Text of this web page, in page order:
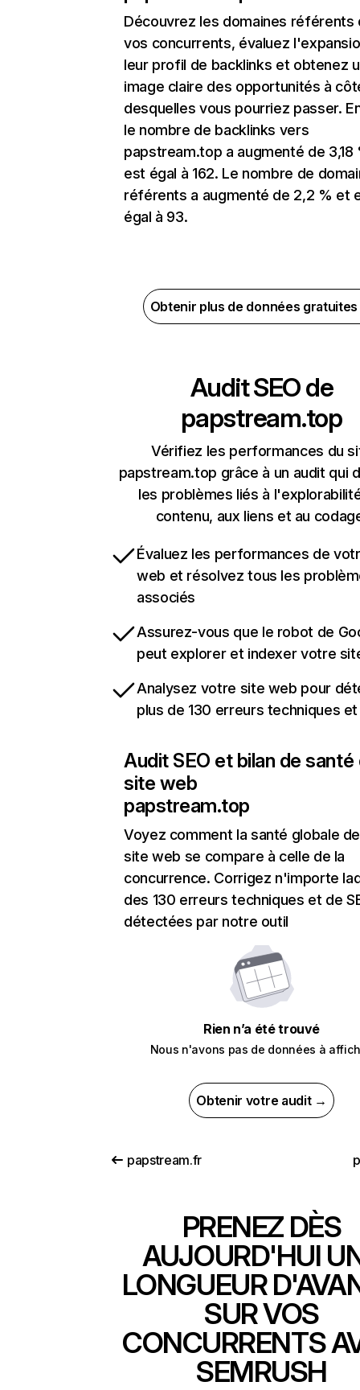
Découvrez les domaines référents
vos concurrents, évaluez
leur profil de backlinks et obtenez
image claire des opportunités à
desquelles vous pourriez passer.
le nombre de backlinks vers
papstream.top a augmenté de 3,18
est égal à 162. Le nombre de
référents a augmenté de 2,2 % et
égal à 93.
Obtenir plus de données
Audit SEO de
papstream.top
Vérifiez les performances du
papstream.top grâce à un audit qui
les problèmes liés à
contenu, aux liens et au
Évaluez les performances de
web et résolvez tous les
associés
Assurez-vous que le robot de
peut explorer et indexer votre
Analysez votre site web pour
plus de 130 erreurs techniques et
Audit SEO et bilan de santé
site web
papstream.top
Voyez comment la santé globale
site web se compare à celle de la
concurrence. Corrigez n'importe
des 130 erreurs techniques et de
détectées par notre outil
Rien n’a été trouvé
Nous n'avons pas de données à
Obtenir votre audit →
papstream.fr
PRENEZ DÈS
AUJOURD'HUI
LONGUEUR
SUR VOS
CONCURRENTS
SEMRUSH